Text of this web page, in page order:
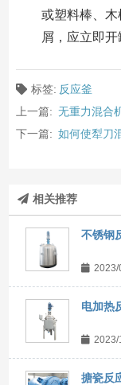
或塑料棒、
屑，应立即开
标签: 反应釜
上一篇: 无重力混合
下一篇: 如何使犁刀
相关推荐
不锈钢
2023/
电加热
2023/
搪瓷反